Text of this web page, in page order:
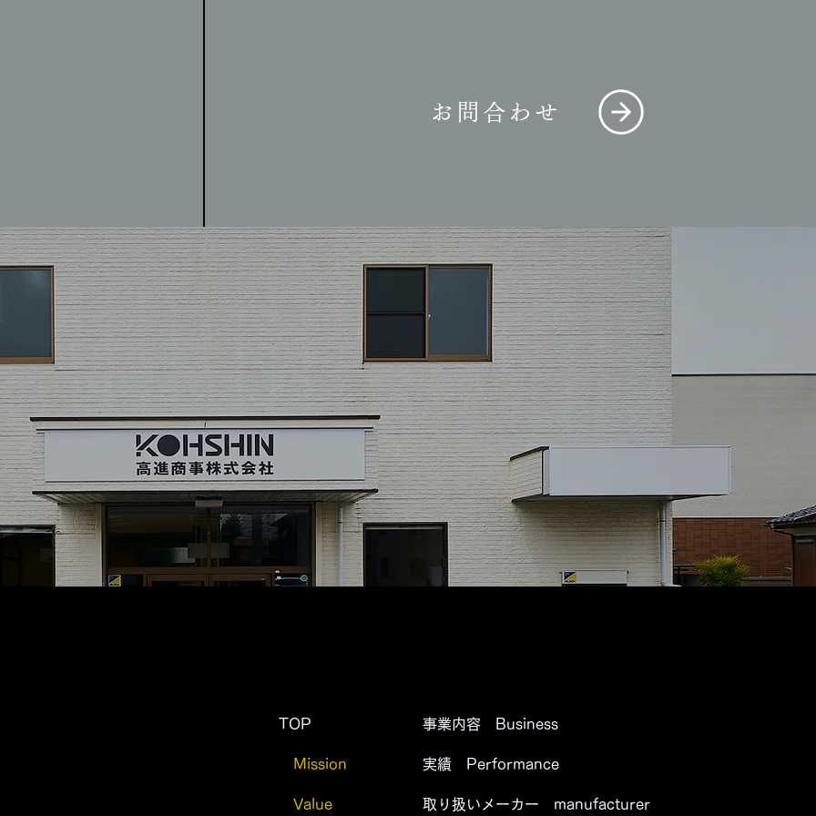
お問合わせ
TOP
Mission
Value
事業内容 Business
実績 Performance
取り扱いメーカー manufacturer